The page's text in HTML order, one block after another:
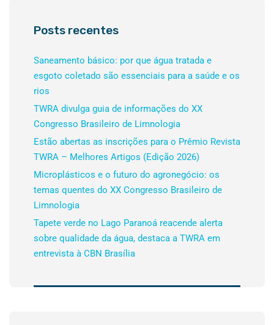
Posts recentes
Saneamento básico: por que água tratada e
esgoto coletado são essenciais para a saúde e os
rios
TWRA divulga guia de informações do XX
Congresso Brasileiro de Limnologia
Estão abertas as inscrições para o Prêmio Revista
TWRA – Melhores Artigos (Edição 2026)
Microplásticos e o futuro do agronegócio: os
temas quentes do XX Congresso Brasileiro de
Limnologia
Tapete verde no Lago Paranoá reacende alerta
sobre qualidade da água, destaca a TWRA em
entrevista à CBN Brasília